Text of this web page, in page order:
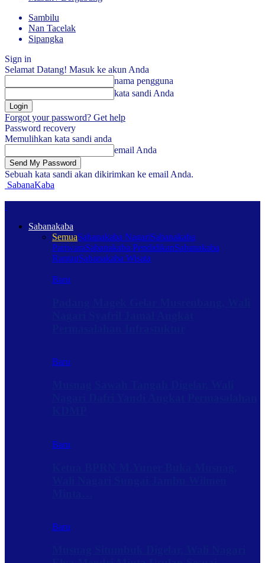
Sambilu
Nan Tacelak
Sipangka
Sign in
Selamat Datang! Masuk ke akun Anda
nama pengguna
kata sandi Anda
Forgot your password? Get help
Password recovery
Memulihkan kata sandi anda
email Anda
Sebuah kata sandi akan dikirimkan ke email Anda.
SabanaKaba
Sabanakaba
SemuaSabanakaba NagariSabanakaba
PariwaraSabanakaba PendidikanSabanakaba
RantauSabanakaba Wisata
Baru
Baru
Baru
Baru